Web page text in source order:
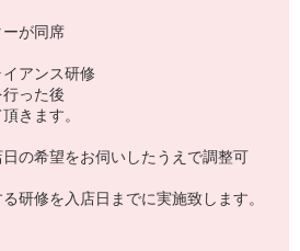
が同席
アンス研修
った後
きます。
の希望をお伺いしたうえで調整可
研修を入店日までに実施致します。